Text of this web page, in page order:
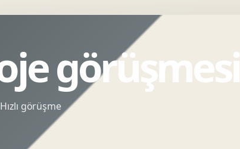
görüşmesi
Hızlı görüşme